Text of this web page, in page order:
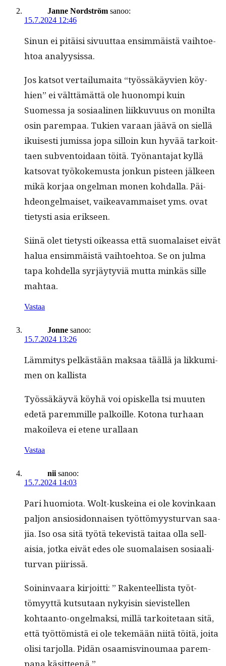
Janne Nordström sanoo:
15.7.2024 12:46
Sin­un ei pitäisi sivu­ut­taa ensim­mäistä vai­h­toe­
htoa analyysissa.
Jos kat­sot ver­tailumai­ta “työssäkäyvien köy­
hien” ei vält­tämät­tä ole huonom­pi kuin
Suomes­sa ja sosi­aa­li­nen liikku­vu­us on monil­ta
osin parem­paa. Tukien varaan jäävä on siel­lä
ikuis­es­ti jumis­sa jopa sil­loin kun hyvää tarkoit­
taen sub­ven­toidaan töitä. Työ­nan­ta­jat kyl­lä
katso­vat työkoke­mus­ta jonkun pis­teen jäl­keen
mikä kor­jaa ongel­man mon­en kohdal­la. Päi­
hdeon­gel­maiset, vaikeavam­maiset yms. ovat
tietysti asia erikseen.
Siinä olet tietysti oike­as­sa että suo­ma­laiset eivät
halua ensim­mäistä vai­h­toe­htoa. Se on jul­ma
tapa kohdel­la syr­jäy­tyviä mut­ta minkäs sille
mahtaa.
Vastaa
Jonne sanoo:
15.7.2024 13:26
Läm­mi­tys pelkästään mak­saa tääl­lä ja likku­mi­
men on kallista
Työssäkäyvä köy­hä voi opiskel­la tsi muuten
ede­tä parem­mille palkoille. Kotona turhaan
makoil­e­va ei etene urallaan
Vastaa
nii sanoo:
15.7.2024 14:03
Pari huomio­ta. Wolt-kuskeina ei ole kovinkaan
paljon ansiosi­don­naisen työt­tömyys­tur­van saa­
jia. Iso osa sitä työtä teke­vistä taitaa olla sel­l­
aisia, jot­ka eivät edes ole suo­ma­laisen sosi­aal­i­
tur­van piirissä.
Soin­in­vaara kir­joit­ti: ” Rak­en­teel­lista työt­
tömyyt­tä kut­su­taan nyky­isin sievis­tellen
kohtaan­to-ongel­mak­si, mil­lä tarkoite­taan sitä,
että työt­tömistä ei ole tekemään niitä töitä, joi­ta
olisi tar­jol­la. Pidän osaamisvi­noumaa parem­
pana käsitteenä.”